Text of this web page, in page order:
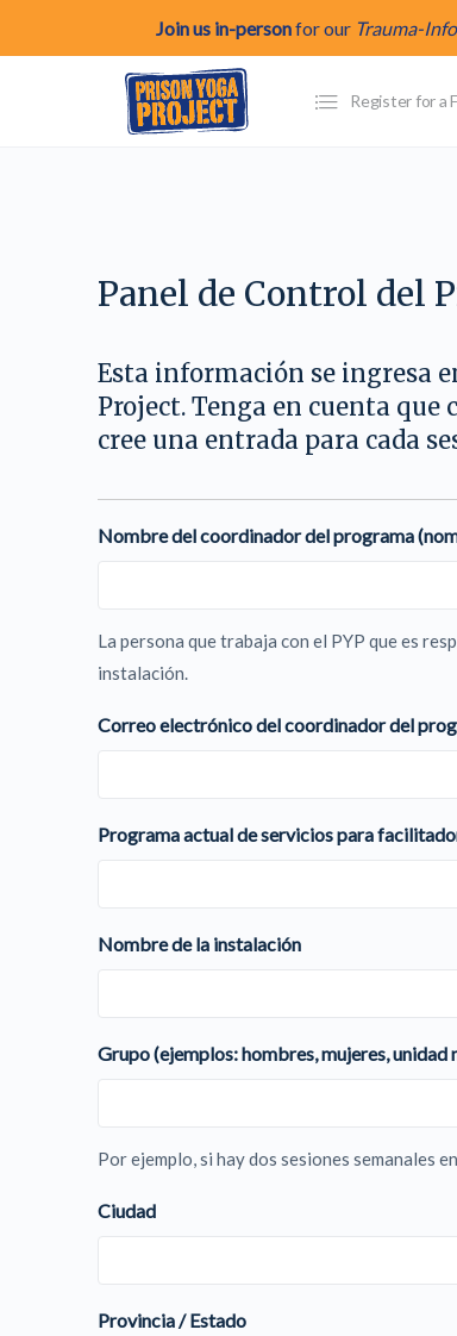
Join us in-personfor our Trauma-
Register for a
Panel de Control del
Esta información se ingresa
Project. Tenga en cuenta que
cree una entrada para cada
Nombre del coordinador del programa
La persona que trabaja con el PYP que es
instalación.
Correo electrónico del coordinador del
Programa actual de servicios para
Nombre de la instalación
Grupo (ejemplos: hombres, mujeres, unidad
Por ejemplo, si hay dos sesiones semanales
Ciudad
Provincia / Estado